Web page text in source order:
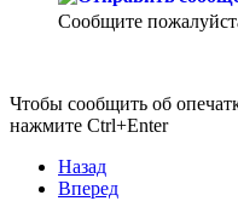
Сообщите
Чтобы сообщить об
нажмите Ctrl+Enter
Назад
Вперед